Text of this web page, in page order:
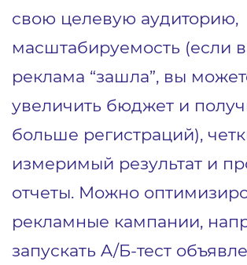
свою целевую аудиторию,
масштабируемость (если
реклама “зашла”, вы
увеличить бюджет и
больше регистраций),
измеримый результат и
отчеты. Можно
рекламные кампании,
запускать A/Б-тест